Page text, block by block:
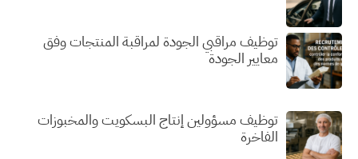
توظيف مراقبي الجودة لمراقبة المنتجات وفق
معايير الجودة
توظيف مسؤولين إنتاج البسكويت والمخبوزات
الفاخرة